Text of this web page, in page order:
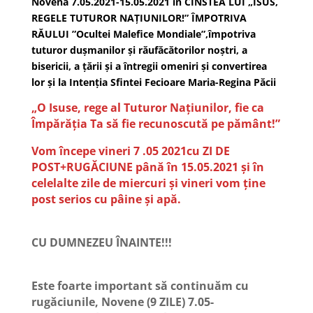
REGELE TUTUROR NAȚIUNILOR!” ÎMPOTRIVA
RĂULUI ”Ocultei Malefice Mondiale”,împotriva
tuturor dușmanilor și răufăcătorilor noștri, a
bisericii, a țării și a întregii omeniri și convertirea
lor și la Intenția Sfintei Fecioare Maria-Regina Păcii
„O Isuse, rege al Tuturor Naţiunilor, fie ca
Împărăţia Ta să fie recunoscută pe pământ!”
Vom începe vineri 7 .05 2021cu ZI DE
POST+RUGĂCIUNE până în 15.05.2021 și în
celelalte zile de miercuri și vineri vom ţine
post serios cu pâine şi apă.
CU DUMNEZEU ÎNAINTE!!!
Este foarte important să continuăm cu
rugăciunile, Novene (9 ZILE) 7.05-